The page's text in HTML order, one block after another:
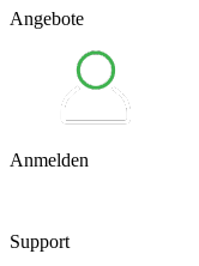
Angebote
Anmelden
Support